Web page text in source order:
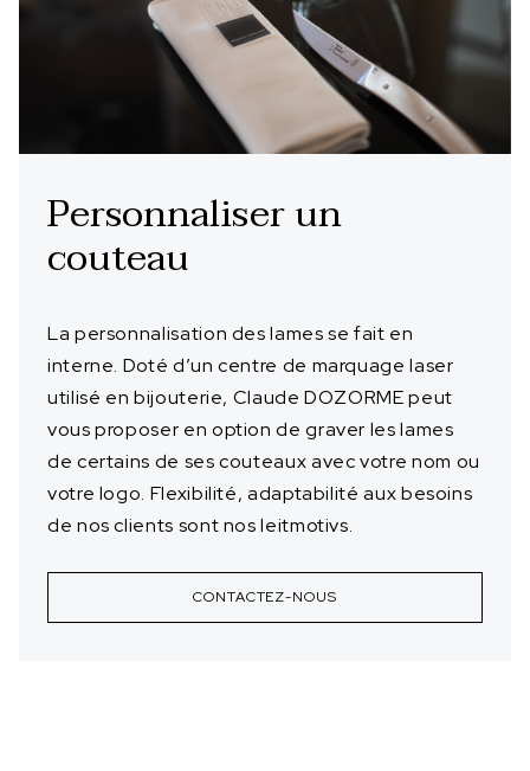
Personnaliser un
couteau
La personnalisation des lames se fait en
interne. Doté d’un centre de marquage laser
utilisé en bijouterie, Claude DOZORME peut
vous proposer en option de graver les lames
de certains de ses couteaux avec votre nom ou
votre logo. Flexibilité, adaptabilité aux besoins
de nos clients sont nos leitmotivs.
CONTACTEZ-NOUS